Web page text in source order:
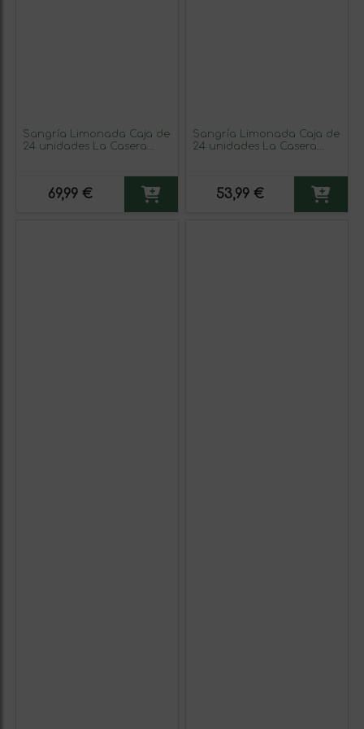
Sangría Limonada Caja de
24 unidades La Casera
69,99 €
Sangría Limonada Caja de
24 unidades La Casera
53,99 €